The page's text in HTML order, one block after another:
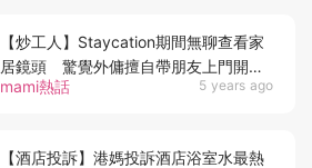
mami熱話 5 years ago
【炒工人】Staycation期間無聊查看家
居鏡頭 驚覺外傭擅自帶朋友上門開派
對？
【酒店投訴】港媽投訴酒店浴室水最熱